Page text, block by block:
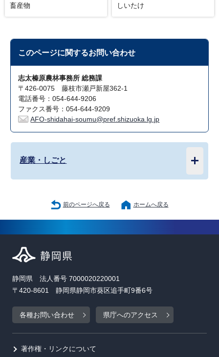
畜産物 しいたけ
このページに関するお問い合わせ
志太榛原農林事務所 総務課
〒426-0075 藤枝市瀬戸新屋362-1
電話番号：054-644-9206
ファクス番号：054-644-9209
AFO-shidahai-soumu@pref.shizuoka.lg.jp
産業・しごと
前のページへ戻る ホームへ戻る
静岡県 法人番号 7000020220001
〒420-8601 静岡県静岡市葵区追手町9番6号
各種お問い合わせ 県庁へのアクセス
著作権・リンクについて